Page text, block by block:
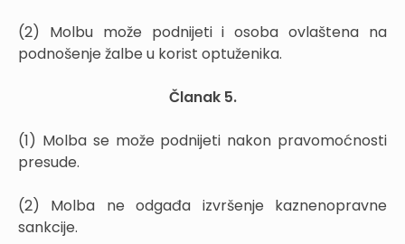
(2) Molbu može podnijeti i osoba ovlaštena na
podnošenje žalbe u korist optuženika.
Članak 5.
(1) Molba se može podnijeti nakon pravomoćnosti
presude.
(2) Molba ne odgađa izvršenje kaznenopravne
sankcije.